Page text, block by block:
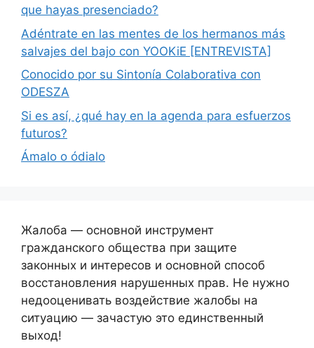
que hayas presenciado?
Adéntrate en las mentes de los hermanos más
salvajes del bajo con YOOKiE [ENTREVISTA]
Conocido por su Sintonía Colaborativa con
ODESZA
Si es así, ¿qué hay en la agenda para esfuerzos
futuros?
Ámalo o ódialo
Жалоба — основной инструмент
гражданского общества при защите
законных и интересов и основной способ
восстановления нарушенных прав. Не нужно
недооценивать воздействие жалобы на
ситуацию — зачастую это единственный
выход!